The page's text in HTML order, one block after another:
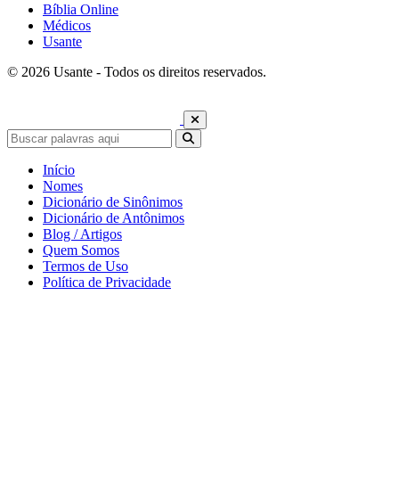
Bíblia Online
Médicos
Usante
© 2026 Usante - Todos os direitos reservados.
Início
Nomes
Dicionário de Sinônimos
Dicionário de Antônimos
Blog / Artigos
Quem Somos
Termos de Uso
Política de Privacidade